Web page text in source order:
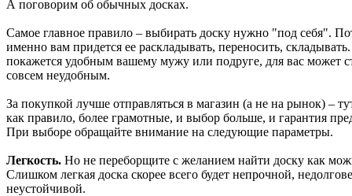
А поговорим об обычных досках.
Самое главное правило – выбирать доску нужно "под себя".
именно вам придется ее раскладывать, переносить,
покажется удобным вашему мужу или подруге, для вас может
совсем неудобным.
За покупкой лучше отправляться в магазин (а не на рынок) –
как правило, более грамотные, и выбор больше, и гарантия
При выборе обращайте внимание на следующие параметры.
Легкость. Но не переборщите с желанием найти доску как
Слишком легкая доска скорее всего будет непрочной,
неустойчивой.